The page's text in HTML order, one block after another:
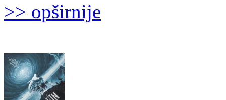
>> opširnije